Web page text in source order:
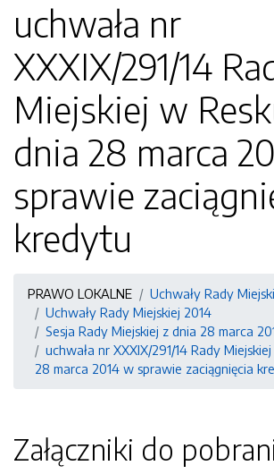
uchwała nr
XXXIX/291/14
Miejskiej w
dnia 28 marca
sprawie
kredytu
PRAWO LOKALNE
Uchwały Rady
Uchwały Rady Miejskiej 2014
Sesja Rady Miejskiej z dnia 28 marca
uchwała nr XXXIX/291/14 Rady
28 marca 2014 w sprawie zaciągnięcia
Załączniki do